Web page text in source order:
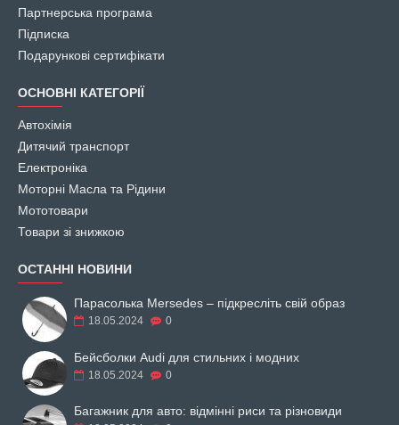
Партнерська програма
Підписка
Подарункові сертифікати
ОСНОВНІ КАТЕГОРІЇ
Автохімія
Дитячий транспорт
Електроніка
Моторні Масла та Рідини
Мототовари
Товари зі знижкою
ОСТАННІ НОВИНИ
Парасолька Mersedes – підкресліть свій образ
18.05.2024 0
Бейсболки Audi для стильних і модних
18.05.2024 0
Багажник для авто: відмінні риси та різновиди